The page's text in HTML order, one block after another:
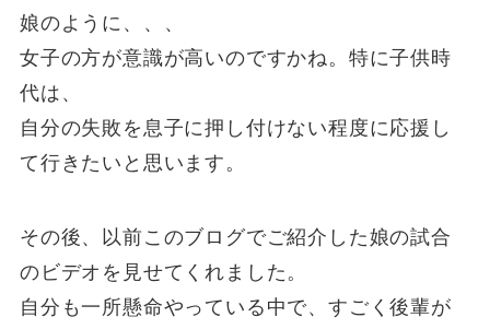
娘のように、、、
女子の方が意識が高いのですかね。特に子供時
代は、
自分の失敗を息子に押し付けない程度に応援し
て行きたいと思います。
その後、以前このブログでご紹介した娘の試合
のビデオを見せてくれました。
自分も一所懸命やっている中で、すごく後輩が